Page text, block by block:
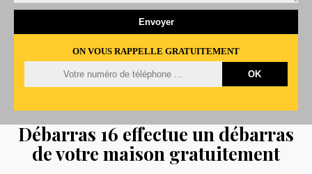
ON VOUS RAPPELLE GRATUITEMENT
Débarras 16 effectue un débarras
de votre maison gratuitement